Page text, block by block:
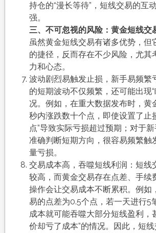
持仓的“漫长等待”，短线交易的互
强。
三、不可忽视的风险：黄金短线交
虽然黄金短线交易有诸多优势，但
的捷径，反而存在不少风险，尤其
力和心态。
波动剧烈易触发止损，新手易频繁
的短期波动不仅频繁，还可能出现
况。例如，在重大数据发布时，黄
秒内涨跌数十个点，即使设置了止
点”导致实际亏损超过预期；对于
准确判断短期方向，很容易频繁触
量亏损。
交易成本高，吞噬短线利润：短线
较高，而黄金交易存在点差、手续
操作会让交易成本不断累积。例如
易的点差为0.5个点，若一天进行5
成本就可能吞噬大部分短线盈利，
价却亏了成本”的情况。因此，短